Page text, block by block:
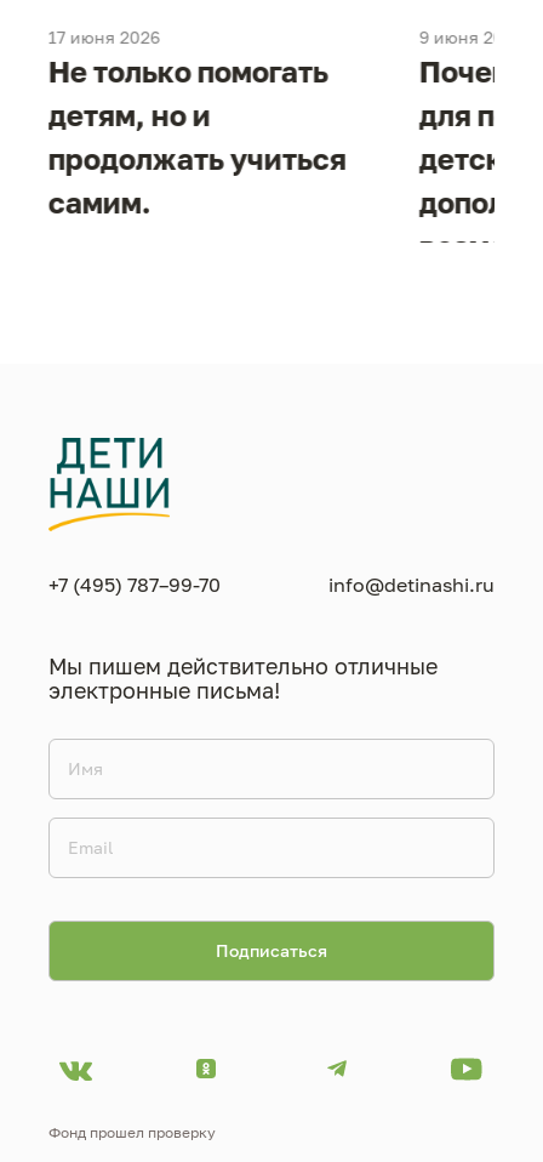
17 июня 2026
Не только помогать
детям, но и
продолжать учиться
самим.
9 июня 2026
Почему
для
+7 (495) 787–99-70 info@detinashi.ru
Мы пишем действительно отличные
электронные письма!
Фонд прошел проверку